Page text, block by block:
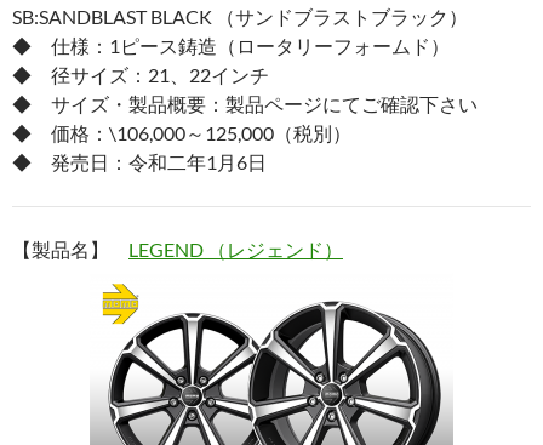
SB:SANDBLAST BLACK （サンドブラストブラック）
◆ 仕様：1ピース鋳造（ロータリーフォームド）
◆ 径サイズ：21、22インチ
◆ サイズ・製品概要：製品ページにてご確認下さい
◆ 価格：\106,000～125,000（税別）
◆ 発売日：令和二年1月6日
【製品名】 LEGEND （レジェンド）